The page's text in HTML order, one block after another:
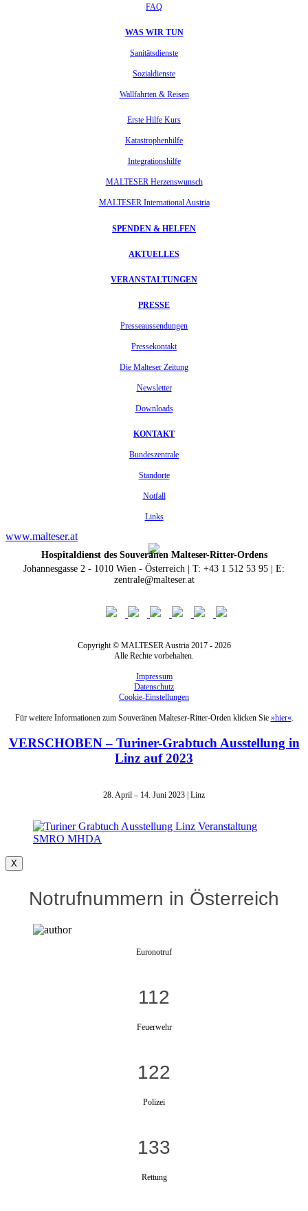
FAQ
WAS WIR TUN
Sanitätsdienste
Sozialdienste
Wallfahrten & Reisen
Erste Hilfe Kurs
Katastrophenhilfe
Integrationshilfe
MALTESER Herzenswunsch
MALTESER International Austria
SPENDEN & HELFEN
AKTUELLES
VERANSTALTUNGEN
PRESSE
Presseaussendungen
Pressekontakt
Die Malteser Zeitung
Newsletter
Downloads
KONTAKT
Bundeszentrale
Standorte
Notfall
Links
www.malteser.at
Hospitaldienst des Souveränen Malteser-Ritter-Ordens
Johannesgasse 2 - 1010 Wien - Österreich | T: +43 1 512 53 95 | E:
zentrale@malteser.at
Copyright © MALTESER Austria 2017 - 2026
Alle Rechte vorbehalten.
Impressum
Datenschutz
Cookie-Einstellungen
Für weitere Informationen zum Souveränen Malteser-Ritter-Orden klicken Sie »hier«.
VERSCHOBEN – Turiner-Grabtuch Ausstellung in
Linz auf 2023
28. April – 14. Juni 2023 | Linz
X
Notrufnummern in Österreich
Euronotruf
112
Feuerwehr
122
Polizei
133
Rettung